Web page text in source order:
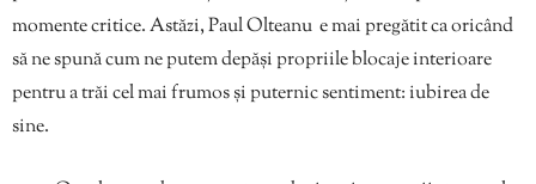
momente critice. Astăzi, Paul Olteanu e mai pregătit ca oricând
să ne spună cum ne putem depăși propriile blocaje interioare
pentru a trăi cel mai frumos și puternic sentiment: iubirea de
sine.